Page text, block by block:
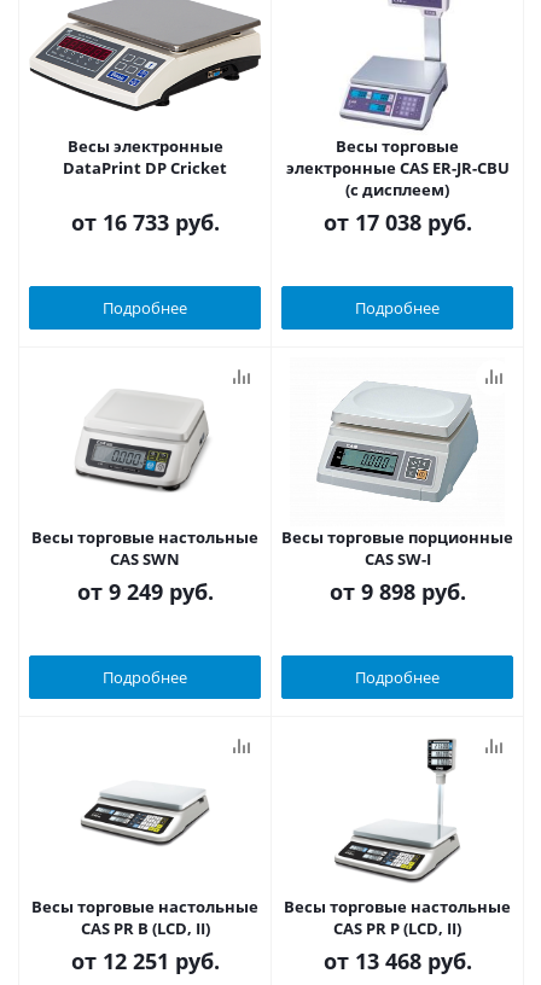
Весы электронные
DataPrint DP Cricket
от 16 733 руб.
Подробнее
Весы торговые
электронные CAS ER-JR-CBU
(с дисплеем)
от 17 038 руб.
Подробнее
Весы торговые настольные
CAS SWN
от 9 249 руб.
Подробнее
Весы торговые порционные
CAS SW-I
от 9 898 руб.
Подробнее
Весы торговые настольные
CAS PR B (LCD, II)
от 12 251 руб.
Весы торговые настольные
CAS PR P (LCD, II)
от 13 468 руб.